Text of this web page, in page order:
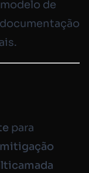
de
para
mitigação